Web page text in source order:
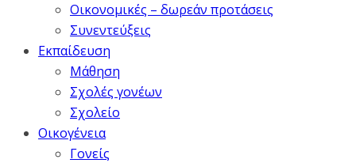
Οικονομικές – δωρεάν προτάσεις
Συνεντεύξεις
Εκπαίδευση
Μάθηση
Σχολές γονέων
Σχολείο
Οικογένεια
Γονείς